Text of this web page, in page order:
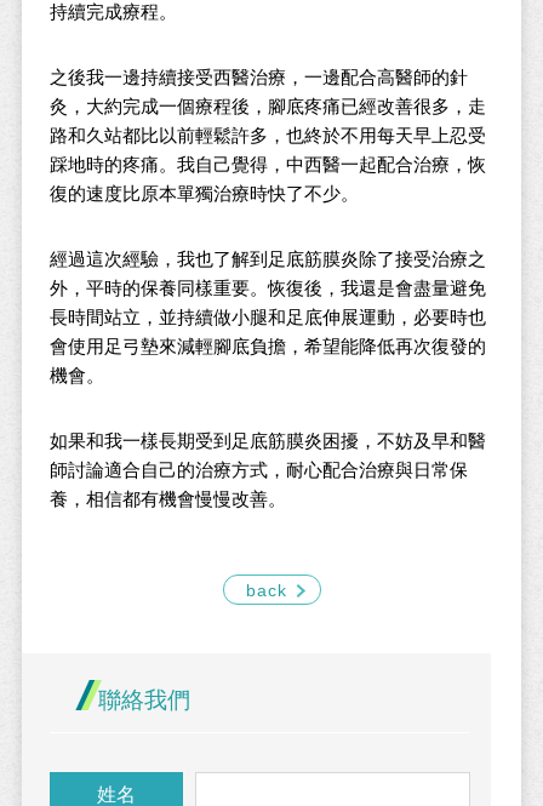
持續完成療程。
之後我一邊持續接受西醫治療，一邊配合高醫師的針
灸，大約完成一個療程後，腳底疼痛已經改善很多，走
路和久站都比以前輕鬆許多，也終於不用每天早上忍受
踩地時的疼痛。我自己覺得，中西醫一起配合治療，恢
復的速度比原本單獨治療時快了不少。
經過這次經驗，我也了解到足底筋膜炎除了接受治療之
外，平時的保養同樣重要。恢復後，我還是會盡量避免
長時間站立，並持續做小腿和足底伸展運動，必要時也
會使用足弓墊來減輕腳底負擔，希望能降低再次復發的
機會。
如果和我一樣長期受到足底筋膜炎困擾，不妨及早和醫
師討論適合自己的治療方式，耐心配合治療與日常保
養，相信都有機會慢慢改善。
back
聯絡我們
姓名